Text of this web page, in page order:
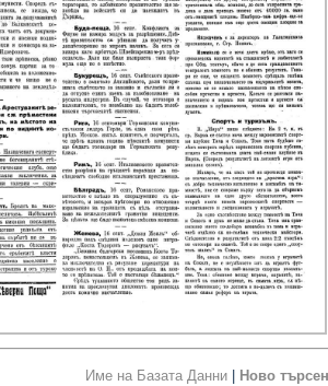
Име на Базата Данни Ново